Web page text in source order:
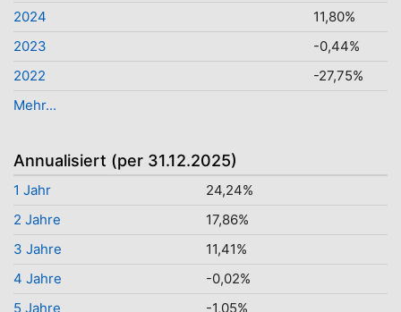
2024
11,80%
2023
-0,44%
2022
-27,75%
Mehr...
Annualisiert (per 31.12.2025)
1 Jahr
24,24%
2 Jahre
17,86%
3 Jahre
11,41%
4 Jahre
-0,02%
5 Jahre
-1,05%